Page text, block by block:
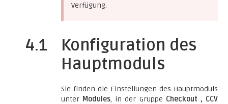
Verfügung.
4.1
Konfiguration des
Hauptmoduls
Sie finden die Einstellungen des Hauptmoduls
unter Modules, in der Gruppe Checkout , CCV